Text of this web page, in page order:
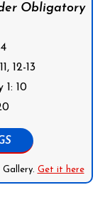
Obligatory
12-13
10
Get it here